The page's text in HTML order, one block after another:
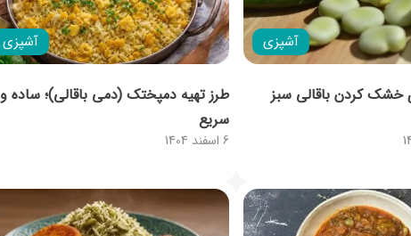
آشپزی
خشک کردن باقالی سبز
آشپزی
6 اسفند 1404
طرز تهیه دمپختک (دمی باقالی)؛ ساده و
سریع